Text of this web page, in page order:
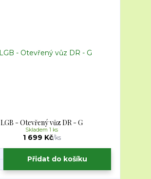
LGB - Otevřený vůz DR - G
1 699 Kč/ks
Skladem 1 ks
Přidat do košíku